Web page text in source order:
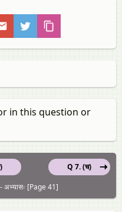
in this question or
Q 7. (च)
अभ्यासः [Page 41]